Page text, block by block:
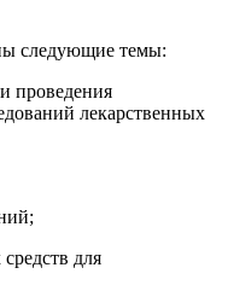
следующие темы:
проведения
лекарственных
для